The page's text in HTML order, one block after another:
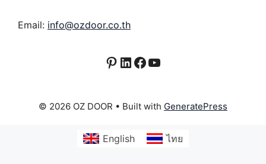
Email: info@ozdoor.co.th
Pinterest
LinkedIn
Facebook
YouTube
© 2026 OZ DOOR • Built with GeneratePress
English ไทย